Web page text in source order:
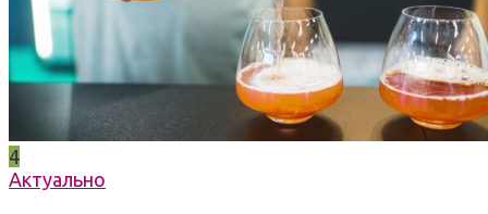
4
Актуально